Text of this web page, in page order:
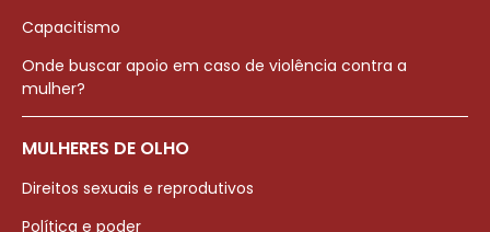
Capacitismo
Onde buscar apoio em caso de violência contra a
mulher?
MULHERES DE OLHO
Direitos sexuais e reprodutivos
Política e poder